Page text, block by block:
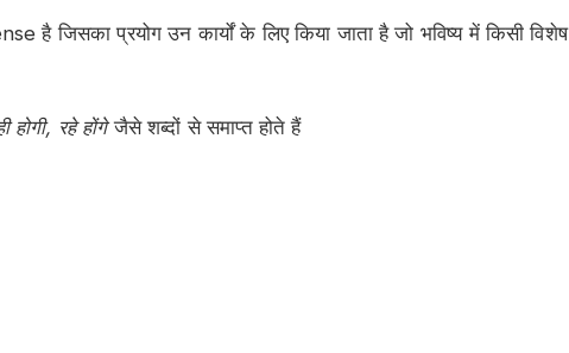
जिसका प्रयोग उन कार्यों के लिए किया जाता है जो भविष्य में किसी विशेष
होगी, रहे होंगेजैसे शब्दों से समाप्त होते हैं